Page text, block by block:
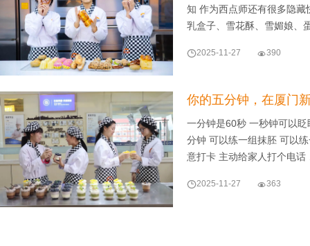
知 作为西点师还有很多隐
乳盒子、雪花酥、雪媚娘
2025-11-27 390
你的五分钟，在厦门
一分钟是60秒 一秒钟可以
分钟 可以练一组抹胚 可以
意打卡 主动给家人打个电
2025-11-27 363